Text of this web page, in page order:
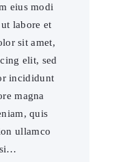
eius modi
labore et
sit amet,
elit, sed
incididunt
magna
quis
ullamco